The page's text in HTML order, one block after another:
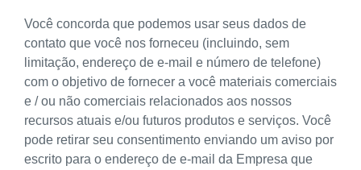
Você concorda que podemos usar seus dados de
contato que você nos forneceu (incluindo, sem
limitação, endereço de e-mail e número de telefone)
com o objetivo de fornecer a você materiais comerciais
e / ou não comerciais relacionados aos nossos
recursos atuais e/ou futuros produtos e serviços. Você
pode retirar seu consentimento enviando um aviso por
escrito para o endereço de e-mail da Empresa que